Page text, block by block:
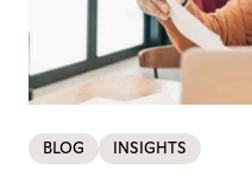
BLOG INSIGHTS